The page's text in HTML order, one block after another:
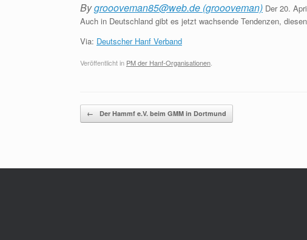
Bygroooveman85@web.de (groooveman) Der 20.
Auch in Deutschland gibt es jetzt wachsende Tendenzen,
Via: Deutscher Hanf Verband
Veröffentlicht in PM der Hanf-Organisationen
Beitragsnavigation
← Der Hammf e.V. beim GMM in Dortmund